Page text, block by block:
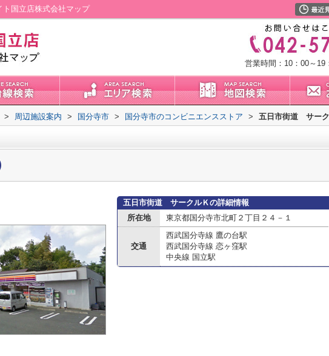
国立店株式会社マップ
営業時間：10：00～19
> 周辺施設案内 > 国分寺市 > 国分寺市のコンビニエンスストア > 五日市街道 サー
五日市街道 サークルＫの詳細情報
所在地
東京都国分寺市北町２丁目２４－１
交通
西武国分寺線 鷹の台駅
西武国分寺線 恋ヶ窪駅
中央線 国立駅